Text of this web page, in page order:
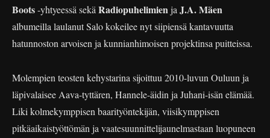
Boots-yhtyeessä sekä Radiopuhelimienja J.A. Mäen
albumeilla laulanut Salo kokeilee nyt siipiensä kantavuutta
hatunnoston arvoisen ja kunnianhimoisen projektinsa puitteissa.
Molempien teosten kehystarina sijoittuu 2010-luvun Ouluun ja
läpivalaisee Aava-tyttären, Hannele-äidin ja Juhani-isän elämää.
Liki kolmekymppisen baarityöntekijän, viisikymppisen
pitkäaikaistyöttömän ja vaatesuunnittelijaunelmastaan luopuneen